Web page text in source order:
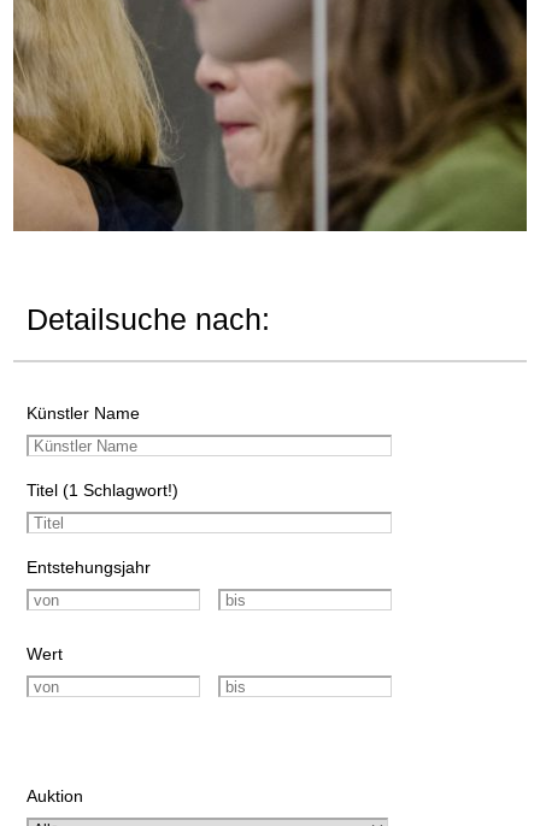
Detailsuche nach:
Künstler Name
Titel (1 Schlagwort!)
Entstehungsjahr
Wert
Auktion